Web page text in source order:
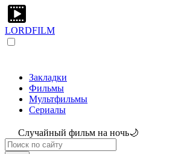
LORDFILM
Закладки
Фильмы
Мультфильмы
Сериалы
Случайный фильм на ночь🌙